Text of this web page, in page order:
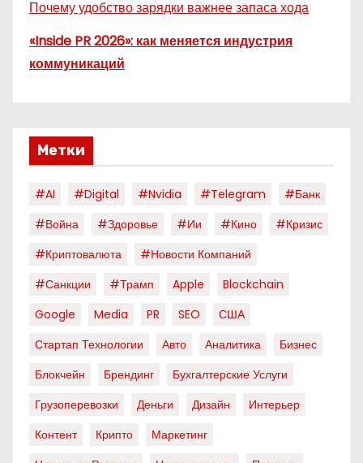
Почему удобство зарядки важнее запаса хода
«Inside PR 2026»: как меняется индустрия
коммуникаций
Метки
#AI #digital #nvidia #telegram
#банк
#война
#здоровье #ии #кино
#кризис
#криптовалюта
#новости Компаний
#санкции
#трамп Apple
Blockchain
Google
Media PR SEO
США
Стартап Технологии
Авто Аналитика
Бизнес
Блокчейн
Брендинг
Бухгалтерские Услуги
Грузоперевозки
Деньги Дизайн
Интерьер
Контент
Крипто
Маркетинг